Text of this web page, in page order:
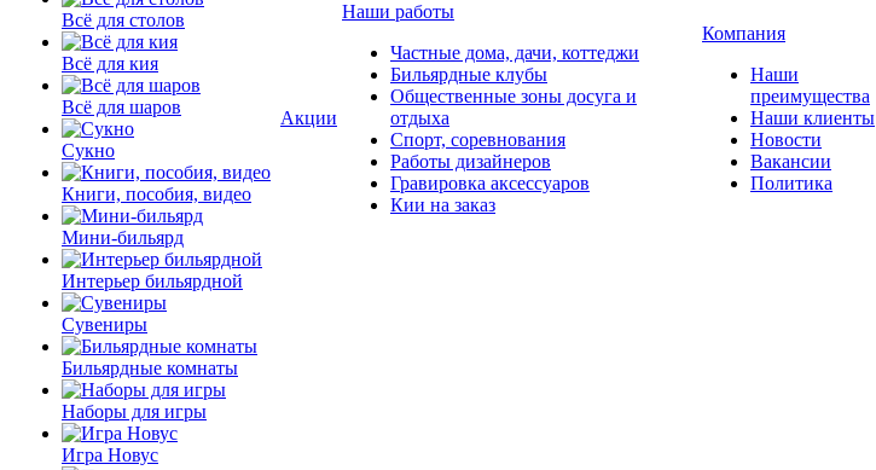
Всё для столов
Всё для кия
Всё для шаров
Сукно
Книги, пособия, видео
Мини-бильярд
Интерьер бильярдной
Сувениры
Бильярдные комнаты
Наборы для игры
Игра Новус
Акции
Наши работы
Частные дома, дачи, коттеджи
Бильярдные клубы
Общественные зоны досуга и
отдыха
Спорт, соревнования
Работы дизайнеров
Гравировка аксессуаров
Кии на заказ
Компания
Наши
преимущества
Наши клиенты
Новости
Вакансии
Политика